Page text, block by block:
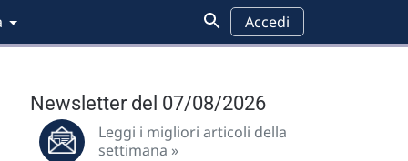
Accedi
Newsletter del 07/08/2026
Leggi i migliori articoli della
settimana »